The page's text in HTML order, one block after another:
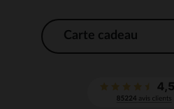
Carte cadeau